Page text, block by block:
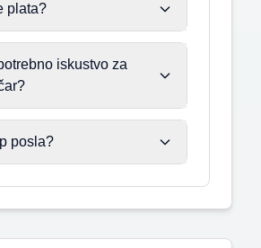
plata?
iskustvo za
posla?